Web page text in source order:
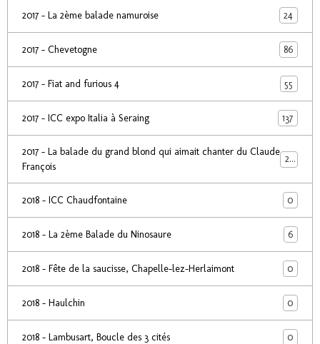
2017 - La 2ème balade namuroise 24
2017 - Chevetogne 86
2017 - Fiat and furious 4 55
2017 - ICC expo Italia à Seraing 137
2017 - La balade du grand blond qui aimait chanter du Claude
François
24
2018 - ICC Chaudfontaine 0
2018 - La 2ème Balade du Ninosaure 6
2018 - Fête de la saucisse, Chapelle-lez-Herlaimont 0
2018 - Haulchin 0
2018 - Lambusart, Boucle des 3 cités 0